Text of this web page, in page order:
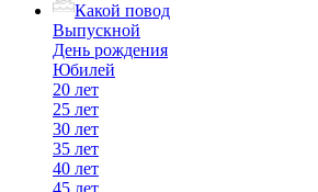
Какой повод
Выпускной
День рождения
Юбилей
20 лет
25 лет
30 лет
35 лет
40 лет
45 лет